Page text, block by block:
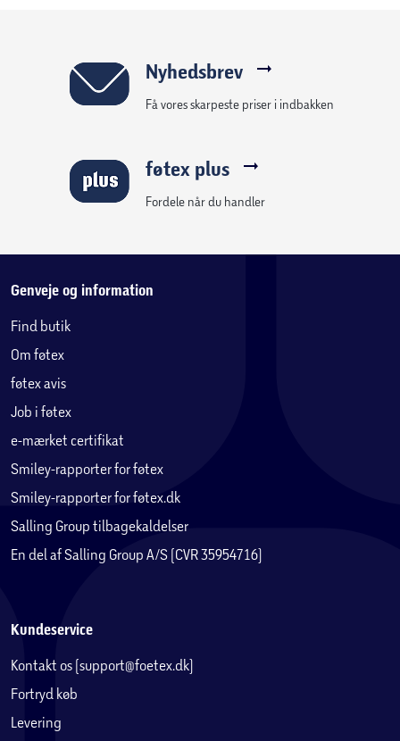
Nyhedsbrev
Få vores skarpeste priser i indbakken
føtex plus
Fordele når du handler
Genveje og information
Find butik
Om føtex
føtex avis
Job i føtex
e-mærket certifikat
Smiley-rapporter for føtex
Smiley-rapporter for føtex.dk
Salling Group tilbagekaldelser
En del af Salling Group A/S (CVR 35954716)
Kundeservice
Kontakt os (support@foetex.dk)
Fortryd køb
Levering